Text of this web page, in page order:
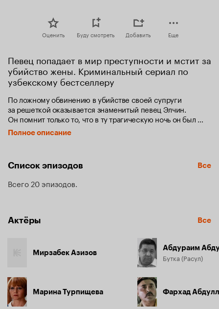
Оценить Буду смотреть Добавить Еще
Певец попадает в мир преступности и мстит за
убийство жены. Криминальный сериал по
узбекскому бестселлеру
По ложному обвинению в убийстве своей супруги
за решеткой оказывается знаменитый певец Элчин.
Он помнит только то, что в ту трагическую ночь он был
сильно пьян и проигрывал в карты. Надеясь отыграться,
он ставит на кон свою жену. В итоге проигравшийся Элчин
местной мафии. Элчин решает отомстить.
Полное описание
Список эпизодов Все
Всего 20 эпизодов
Актёры Все
Мирзабек Азизов
Марина Турпищева
Абдураим
Бутка (Расул)
Фархад